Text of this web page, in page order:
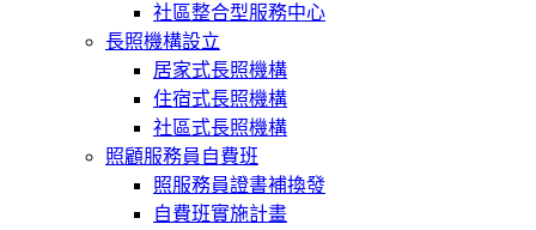
社區整合型服務中心
長照機構設立
居家式長照機構
住宿式長照機構
社區式長照機構
照顧服務員自費班
照服務員證書補換發
自費班實施計畫